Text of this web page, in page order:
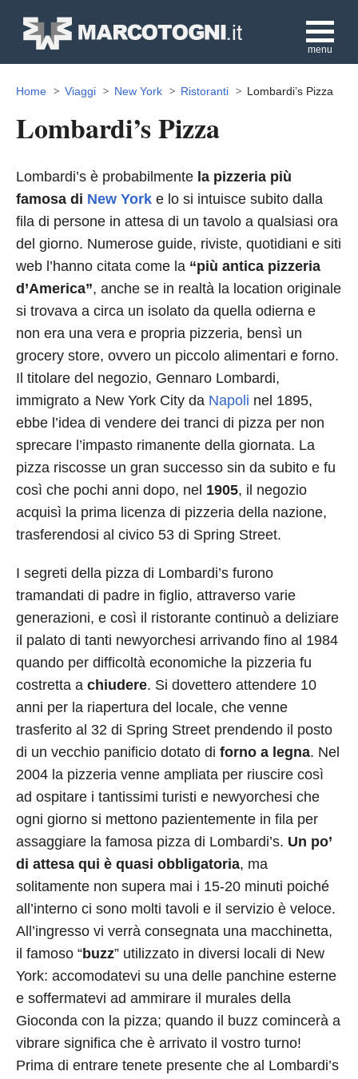
menu
Home Viaggi New York Ristoranti Lombardi’s Pizza
Lombardi’s Pizza
Lombardi’s è probabilmente la pizzeria più
famosa di New York e lo si intuisce subito dalla
fila di persone in attesa di un tavolo a qualsiasi ora
del giorno. Numerose guide, riviste, quotidiani e siti
web l’hanno citata come la “più antica pizzeria
d’America”, anche se in realtà la location originale
si trovava a circa un isolato da quella odierna e
non era una vera e propria pizzeria, bensì un
grocery store, ovvero un piccolo alimentari e forno.
Il titolare del negozio, Gennaro Lombardi,
immigrato a New York City da Napoli nel 1895,
ebbe l’idea di vendere dei tranci di pizza per non
sprecare l’impasto rimanente della giornata. La
pizza riscosse un gran successo sin da subito e fu
così che pochi anni dopo, nel 1905, il negozio
acquisì la prima licenza di pizzeria della nazione,
trasferendosi al civico 53 di Spring Street.
I segreti della pizza di Lombardi’s furono
tramandati di padre in figlio, attraverso varie
generazioni, e così il ristorante continuò a deliziare
il palato di tanti newyorchesi arrivando fino al 1984
quando per difficoltà economiche la pizzeria fu
costretta a chiudere. Si dovettero attendere 10
anni per la riapertura del locale, che venne
trasferito al 32 di Spring Street prendendo il posto
di un vecchio panificio dotato di forno a legna. Nel
2004 la pizzeria venne ampliata per riuscire così
ad ospitare i tantissimi turisti e newyorchesi che
ogni giorno si mettono pazientemente in fila per
assaggiare la famosa pizza di Lombardi’s. Un po’
di attesa qui è quasi obbligatoria, ma
solitamente non supera mai i 15-20 minuti poiché
all’interno ci sono molti tavoli e il servizio è veloce.
All’ingresso vi verrà consegnata una macchinetta,
il famoso “buzz” utilizzato in diversi locali di New
York: accomodatevi su una delle panchine esterne
e soffermatevi ad ammirare il murales della
Gioconda con la pizza; quando il buzz comincerà a
vibrare significa che è arrivato il vostro turno!
Prima di entrare tenete presente che al Lombardi’s